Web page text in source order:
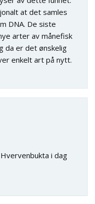
at det samles
DNA. De siste
arter av månefisk
da er det ønskelig
enkelt art på nytt.
i dag